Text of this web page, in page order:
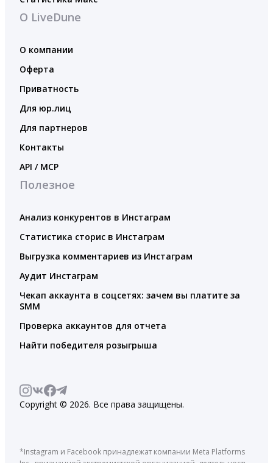
О LiveDune
О компании
Оферта
Приватность
Для юр.лиц
Для партнеров
Контакты
API / MCP
Полезное
Анализ конкурентов в Инстаграм
Статистика сторис в Инстаграм
Выгрузка комментариев из Инстаграм
Аудит Инстаграм
Чекап аккаунта в соцсетях: зачем вы платите за
SMM
Проверка аккаунтов для отчета
Найти победителя розыгрыша
Copyright © 2026. Все права защищены.
*Instagram и Facebook принадлежат компании Meta Platforms